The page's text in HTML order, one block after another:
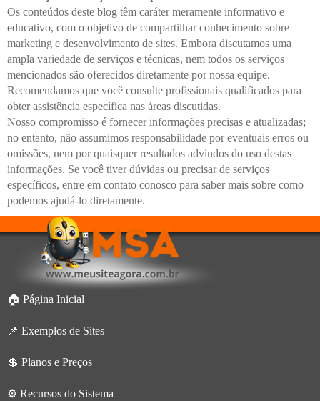
Os conteúdos deste blog têm caráter meramente informativo e
educativo, com o objetivo de compartilhar conhecimento sobre
marketing e desenvolvimento de sites. Embora discutamos uma
ampla variedade de serviços e técnicas, nem todos os serviços
mencionados são oferecidos diretamente por nossa equipe.
Recomendamos que você consulte profissionais qualificados para
obter assistência específica nas áreas discutidas.
Nosso compromisso é fornecer informações precisas e atualizadas;
no entanto, não assumimos responsabilidade por eventuais erros ou
omissões, nem por quaisquer resultados advindos do uso destas
informações. Se você tiver dúvidas ou precisar de serviços
específicos, entre em contato conosco para saber mais sobre como
podemos ajudá-lo diretamente.
🏠 Página Inicial
📌 Exemplos de Sites
💲 Planos e Preços
⚙️ Recursos do Sistema